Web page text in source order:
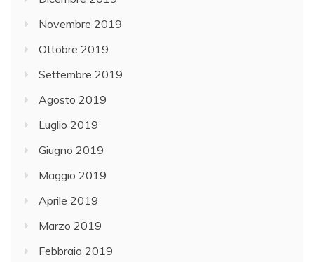
Novembre 2019
Ottobre 2019
Settembre 2019
Agosto 2019
Luglio 2019
Giugno 2019
Maggio 2019
Aprile 2019
Marzo 2019
Febbraio 2019